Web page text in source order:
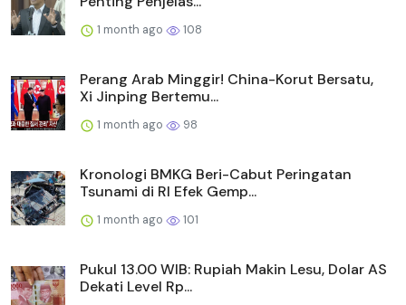
1 month ago 108
Perang Arab Minggir! China-Korut Bersatu,
Xi Jinping Bertemu...
1 month ago 98
Kronologi BMKG Beri-Cabut Peringatan
Tsunami di RI Efek Gemp...
1 month ago 101
Pukul 13.00 WIB: Rupiah Makin Lesu, Dolar AS
Dekati Level Rp...